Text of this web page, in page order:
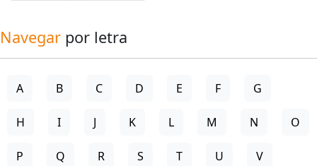
Navegar por letra
A B C D E F G
H I J K L M N O
P Q R S T U V